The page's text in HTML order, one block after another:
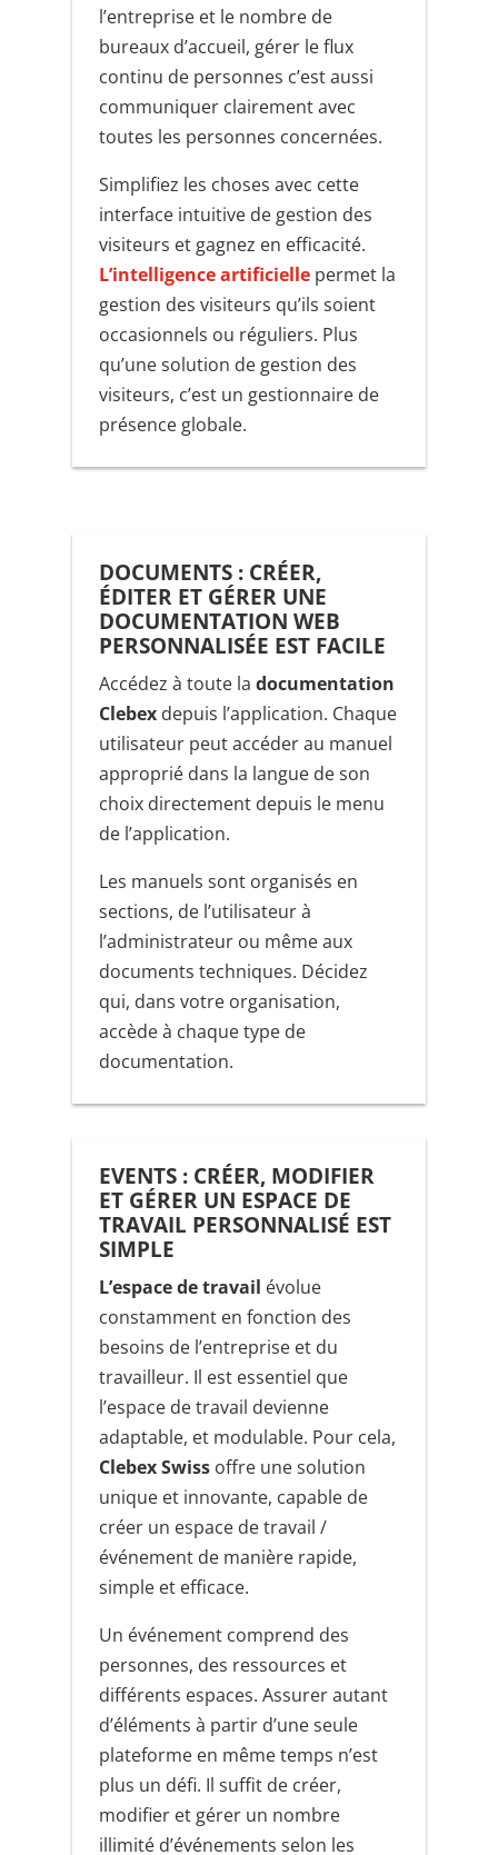
l’entreprise et le nombre de
bureaux d’accueil, gérer le flux
continu de personnes c’est aussi
communiquer clairement avec
toutes les personnes concernées.
Simplifiez les choses avec cette
interface intuitive de gestion des
visiteurs et gagnez en efficacité.
L’intelligence artificiellepermet la
gestion des visiteurs qu’ils soient
occasionnels ou réguliers. Plus
qu’une solution de gestion des
visiteurs, c’est un gestionnaire de
présence globale.
DOCUMENTS : CRÉER,
ÉDITER ET GÉRER UNE
DOCUMENTATION WEB
PERSONNALISÉE EST FACILE
Accédez à toute la documentation
Clebexdepuis l’application. Chaque
utilisateur peut accéder au manuel
approprié dans la langue de son
choix directement depuis le menu
de l’application.
Les manuels sont organisés en
sections, de l’utilisateur à
l’administrateur ou même aux
documents techniques. Décidez
qui, dans votre organisation,
accède à chaque type de
documentation.
EVENTS : CRÉER, MODIFIER
ET GÉRER UN ESPACE DE
TRAVAIL PERSONNALISÉ EST
SIMPLE
L’espace de travail évolue
constamment en fonction des
besoins de l’entreprise et du
travailleur. Il est essentiel que
l’espace de travail devienne
adaptable, et modulable. Pour cela,
Clebex Swissoffre une solution
unique et innovante, capable de
créer un espace de travail /
événement de manière rapide,
simple et efficace.
Un événement comprend des
personnes, des ressources et
différents espaces. Assurer autant
d’éléments à partir d’une seule
plateforme en même temps n’est
plus un défi. Il suffit de créer,
modifier et gérer un nombre
illimité d’événements selon les